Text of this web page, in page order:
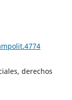
derechos